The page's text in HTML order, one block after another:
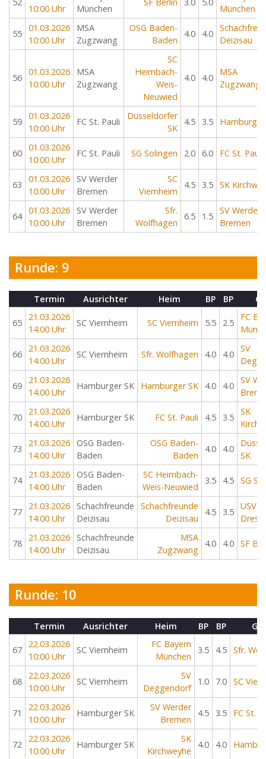
10:00 Uhr
München
München
55
01.03.2026
10:00 Uhr
MSA
Zugzwang
OSG Baden-
Baden
4.0 4.0
Deizisau
56
01.03.2026
10:00 Uhr
MSA
Zugzwang
SC
Heimbach-
Weis-
Neuwied
4.0 4.0
MSA
Zugzwang
59
01.03.2026
10:00 Uhr
FC St. Pauli
Düsseldorfer
SK
4.5 3.5 Hamburger
60
01.03.2026
10:00 Uhr
FC St. Pauli SG Solingen 2.0 6.0 FC St. Pauli
63
01.03.2026
10:00 Uhr
SV Werder
Bremen
SC
Viernheim
4.5 3.5 SK
64
01.03.2026
10:00 Uhr
SV Werder
Bremen
Sfr.
Wolfhagen
6.5 1.5
SV Werder
Bremen
Runde: 9
Termin Ausrichter Heim BP BP
65
21.03.2026
14:00 Uhr
SC Viernheim SC Viernheim 5.5 2.5
FC
66
21.03.2026
14:00 Uhr
SC Viernheim Sfr. Wolfhagen 4.0 4.0
SV
69
21.03.2026
14:00 Uhr
Hamburger SK Hamburger SK 4.0 4.0
SV
70
21.03.2026
14:00 Uhr
Hamburger SK FC St. Pauli 4.5 3.5
SK
73
21.03.2026
14:00 Uhr
OSG Baden-
Baden
OSG Baden-
Baden
4.0 4.0
SK
74
21.03.2026
14:00 Uhr
OSG Baden-
Baden
SC Heimbach-
Weis-Neuwied
3.5 4.5 SG
77
21.03.2026
14:00 Uhr
Schachfreunde
Deizisau
Schachfreunde
Deizisau
4.5 3.5
USV
78
21.03.2026
14:00 Uhr
Schachfreunde
Deizisau
MSA
Zugzwang
4.0 4.0 SF
Runde: 10
Termin Ausrichter Heim BP BP
67
22.03.2026
10:00 Uhr
SC Viernheim
FC Bayern
München
3.5 4.5 Sfr.
68
22.03.2026
10:00 Uhr
SC Viernheim
SV
Deggendorf
1.0 7.0 SC
71
22.03.2026
10:00 Uhr
Hamburger SK
SV Werder
Bremen
4.5 3.5 FC St.
72
22.03.2026
10:00 Uhr
Hamburger SK
SK
Kirchweyhe
4.0 4.0